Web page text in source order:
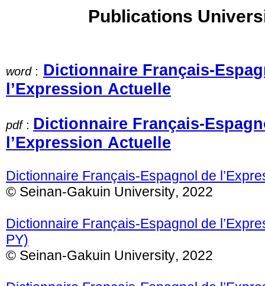
Publications
word: Dictionnaire Français-
l’Expression Actuelle
pdf: Dictionnaire Français-
l’Expression Actuelle
Dictionnaire Français-Espagnol de
© Seinan-Gakuin University, 2022
Dictionnaire Français-Espagnol de
PY)
© Seinan-Gakuin University, 2022